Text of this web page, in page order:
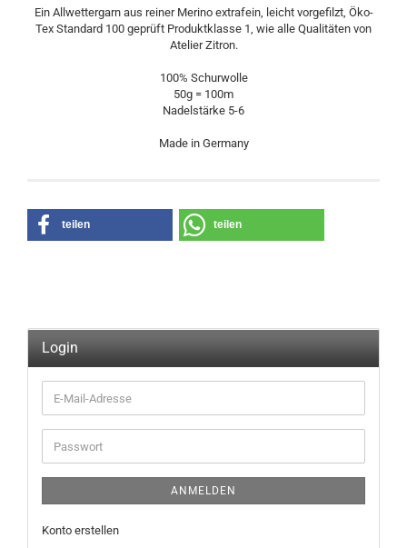
Ein Allwettergarn aus reiner Merino extrafein, leicht vorgefilzt, Öko-
Tex Standard 100 geprüft Produktklasse 1, wie alle Qualitäten von
Atelier Zitron.
100% Schurwolle
50g = 100m
Nadelstärke 5-6
Made in Germany
teilen teilen
Login
E-
Mail-
Adresse
Passwort
ANMELDEN
Konto erstellen